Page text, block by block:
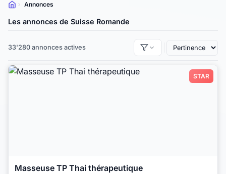
Petites
annonces
Annonces
Les annonces de Suisse Romande
33'280 annonces actives
STAR
Masseuse TP Thai thérapeutique